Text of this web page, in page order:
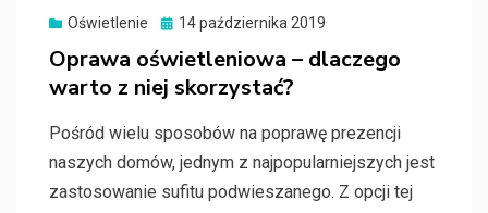
Oświetlenie
Posted
14 października 2019
Oprawa oświetleniowa – dlaczego
warto z niej skorzystać?
Pośród wielu sposobów na poprawę prezencji
naszych domów, jednym z najpopularniejszych jest
zastosowanie sufitu podwieszanego. Z opcji tej